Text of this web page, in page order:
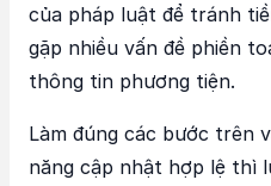
của pháp luật để tránh
gặp nhiều vấn đề phiền
thông tin phương tiện.
Làm đúng các bước trên
năng cập nhật hợp lệ thì